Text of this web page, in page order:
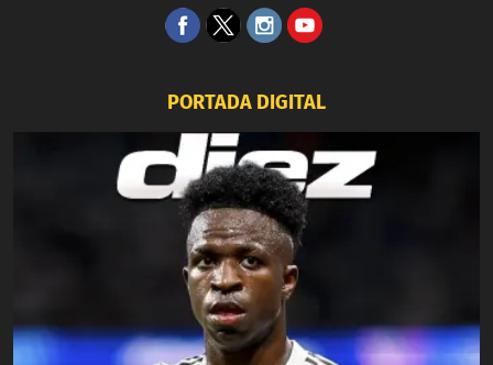
PORTADA DIGITAL